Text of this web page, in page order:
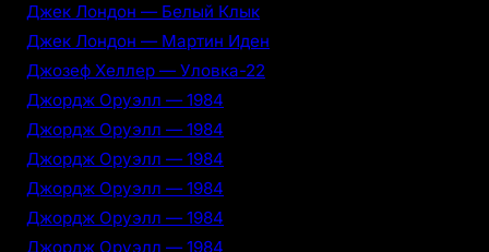
Джек Лондон — Белый Клык
Джек Лондон — Мартин Иден
Джозеф Хеллер — Уловка-22
Джордж Оруэлл — 1984
Джордж Оруэлл — 1984
Джордж Оруэлл — 1984
Джордж Оруэлл — 1984
Джордж Оруэлл — 1984
Джордж Оруэлл — 1984